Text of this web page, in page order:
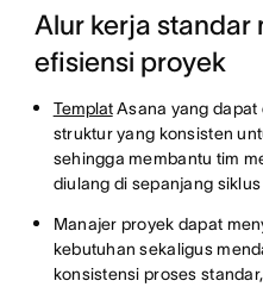
Alur kerja standar
efisiensi proyek
TemplatAsana yang dapat
struktur yang konsisten
sehingga membantu tim
diulang di sepanjang
Manajer proyek dapat
kebutuhan sekaligus
konsistensi proses